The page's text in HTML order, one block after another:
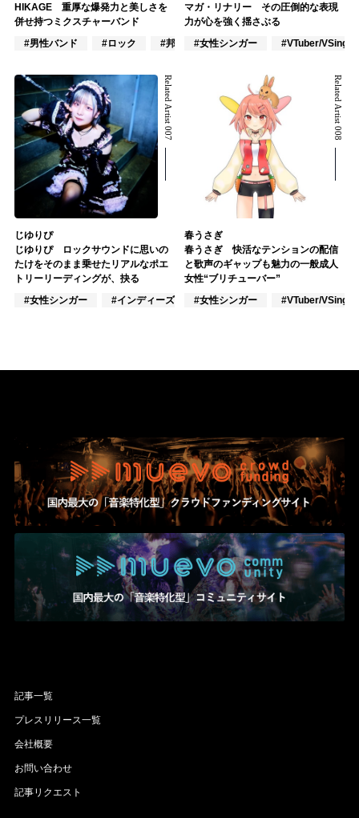
HIKAGE 重厚な爆発力と美しさを
併せ持つミクスチャーバンド
#男性バンド
#ロック #邦ロック
マガ・リナリー その圧倒的な表現
力が心を強く揺さぶる
#女性シンガー
#VTuber/VSinger
Related Artist 007
じゆりぴ
じゆりぴ ロックサウンドに思いの
たけをそのまま乗せたリアルなポエ
トリーリーディングが、抉る
#女性シンガー
#インディーズ #女性アイドル
Related Artist 008
春うさぎ
春うさぎ 快活なテンションの配信
と歌声のギャップも魅力の一般成人
女性“ブリチューバー”
#女性シンガー
#VTuber/VSinger
記事一覧
プレスリリース一覧
会社概要
お問い合わせ
記事リクエスト